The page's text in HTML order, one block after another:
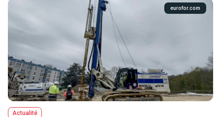
eurofor.com
Actualité